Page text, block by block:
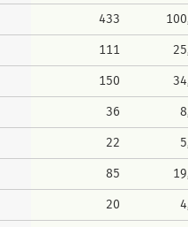
433
111
150
36
22
85
20